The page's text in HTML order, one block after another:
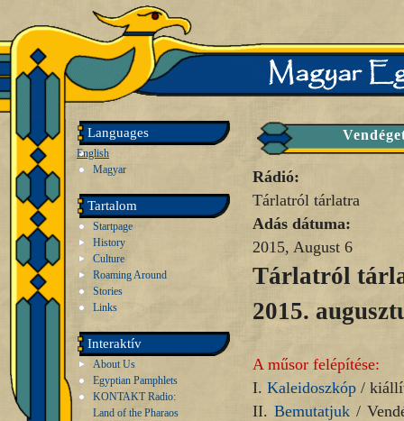
Languages
English
Magyar
Tartalom
Startpage
History
Culture
Roaming Around
Stories
Links
Interaktív
About Us
Egyptian Pamphlets
KONTAKT Radio:
Land of the Pharaos
Rádió:
Tárlatról tárlatra
Adás dátuma:
2015, August 6
Tárlatról
2015.
A műsor felépítése:
I. Kaleidoszkóp /
II. Bemutatjuk /